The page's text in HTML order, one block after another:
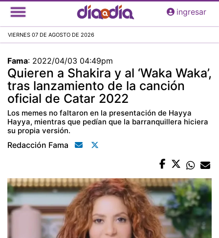
Pasar
al
principal
ingresar
VIERNES 07 DE AGOSTO DE 2026
Fama: 2022/04/03 04:49pm
Quieren a Shakira y al ‘Waka Waka’,
tras lanzamiento de la canción
oficial de Catar 2022
Los memes no faltaron en la presentación de Hayya
Hayya, mientras que pedían que la barranquillera hiciera
su propia versión.
Redacción Fama